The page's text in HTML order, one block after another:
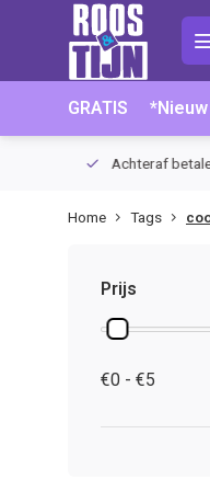
GRATIS
Achteraf betalen
Home Tags
Prijs
€0 - €5